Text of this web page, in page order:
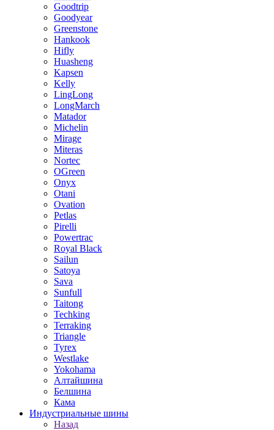
Goodtrip
Goodyear
Greenstone
Hankook
Hifly
Huasheng
Kapsen
Kelly
LingLong
LongMarch
Matador
Michelin
Mirage
Miteras
Nortec
OGreen
Onyx
Otani
Ovation
Petlas
Pirelli
Powertrac
Royal Black
Sailun
Satoya
Sava
Sunfull
Taitong
Techking
Terraking
Triangle
Tyrex
Westlake
Yokohama
Алтайшина
Белшина
Кама
Индустриальные шины
Назад